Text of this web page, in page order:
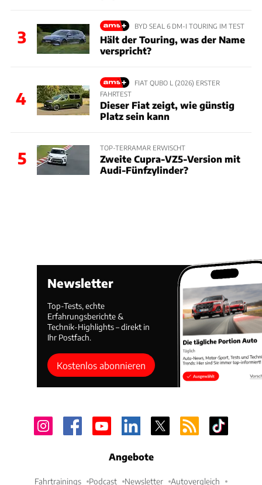
3
BYD SEAL 6 DM-I TOURING IM TEST
Hält der Touring, was der Name
verspricht?
4
FIAT QUBO L (2026) ERSTER
FAHRTEST
Dieser Fiat zeigt, wie günstig
Platz sein kann
5
TOP-TERRAMAR ERWISCHT
Zweite Cupra-VZ5-Version mit
Audi-Fünfzylinder?
Newsletter
Top-Tests, echte
Erfahrungsberichte &
Technik-Highlights – direkt in
Ihr Postfach.
Kostenlos abonnieren
Angebote
Fahrtrainings Podcast Newsletter Autovergleich